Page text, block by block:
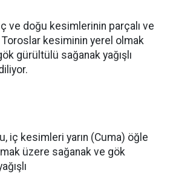
ve doğu kesimlerinin parçalı ve
kesiminin yerel olmak
gürültülü sağanak yağışlı
iç kesimleri yarın (Cuma) öğle
üzere sağanak ve gök